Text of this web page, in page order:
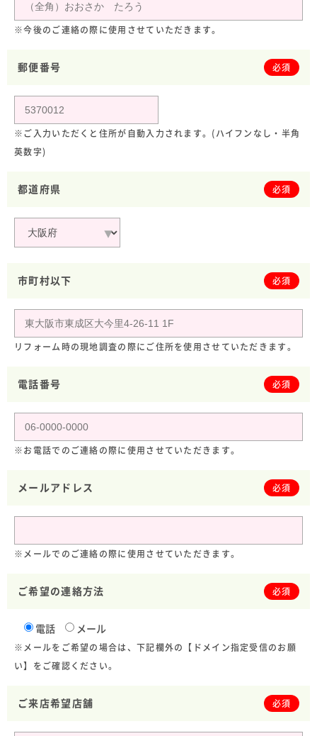
※今後のご連絡の際に使用させていただきます。
郵便番号 必須
※ご入力いただくと住所が自動入力されます。(ハイフンなし・半角
英数字)
都道府県 必須
市町村以下 必須
リフォーム時の現地調査の際にご住所を使用させていただきます。
電話番号 必須
※お電話でのご連絡の際に使用させていただきます。
メールアドレス 必須
※メールでのご連絡の際に使用させていただきます。
ご希望の連絡方法 必須
電話 メール
※メールをご希望の場合は、下記欄外の【ドメイン指定受信のお願
い】をご確認ください。
ご来店希望店舗 必須